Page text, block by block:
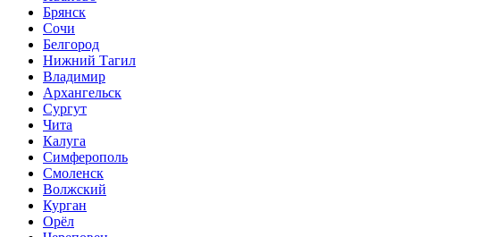
Брянск
Сочи
Белгород
Нижний Тагил
Владимир
Архангельск
Сургут
Чита
Калуга
Симферополь
Смоленск
Волжский
Курган
Орёл